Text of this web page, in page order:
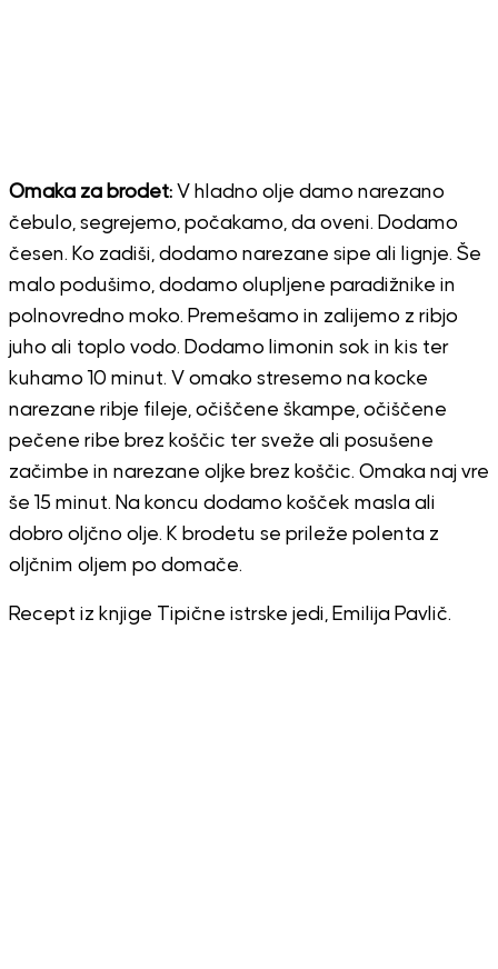
Omaka za brodet:V hladno olje damo narezano
čebulo, segrejemo, počakamo, da oveni. Dodamo
česen. Ko zadiši, dodamo narezane sipe ali lignje. Še
malo podušimo, dodamo olupljene paradižnike in
polnovredno moko. Premešamo in zalijemo z ribjo
juho ali toplo vodo. Dodamo limonin sok in kis ter
kuhamo 10 minut. V omako stresemo na kocke
narezane ribje fileje, očiščene škampe, očiščene
pečene ribe brez koščic ter sveže ali posušene
začimbe in narezane oljke brez koščic. Omaka naj vre
še 15 minut. Na koncu dodamo košček masla ali
dobro oljčno olje. K brodetu se prileže polenta z
oljčnim oljem po domače.
Recept iz knjige Tipične istrske jedi, Emilija Pavlič.